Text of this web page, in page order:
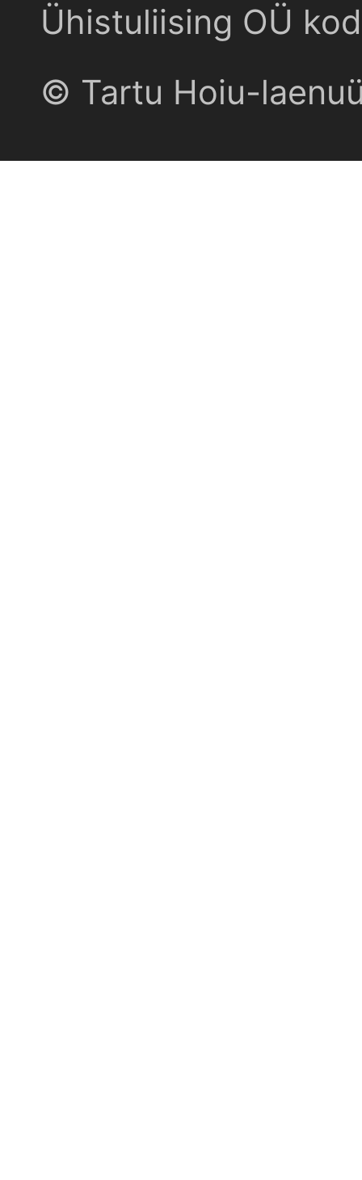
Ühistuliising OÜ
© Tartu Hoiu-